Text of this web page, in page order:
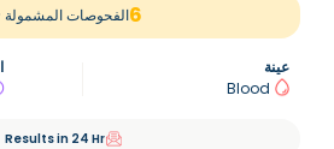
6الفحوصات المشمولة
عينة
Blood
Results in 24 Hr